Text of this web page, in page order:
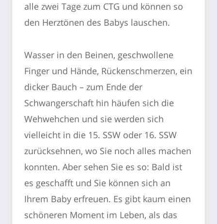
alle zwei Tage zum CTG und können so
den Herztönen des Babys lauschen.
Wasser in den Beinen, geschwollene
Finger und Hände, Rückenschmerzen, ein
dicker Bauch – zum Ende der
Schwangerschaft hin häufen sich die
Wehwehchen und sie werden sich
vielleicht in die 15. SSW oder 16. SSW
zurücksehnen, wo Sie noch alles machen
konnten. Aber sehen Sie es so: Bald ist
es geschafft und Sie können sich an
Ihrem Baby erfreuen. Es gibt kaum einen
schöneren Moment im Leben, als das